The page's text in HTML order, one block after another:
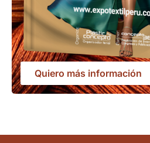
Quiero más información